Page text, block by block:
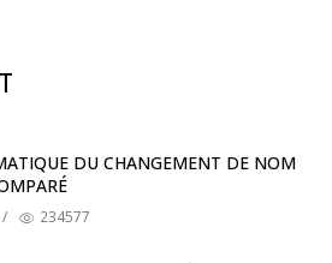
DU CHANGEMENT DE NOM
/ 234577